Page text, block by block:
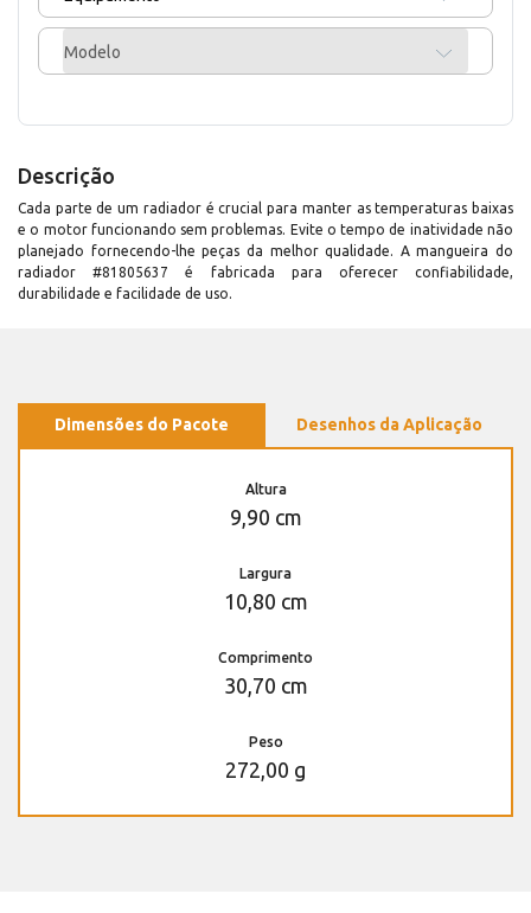
Modelo
Descrição
Cada parte de um radiador é crucial para manter as temperaturas baixas
e o motor funcionando sem problemas. Evite o tempo de inatividade não
planejado fornecendo-lhe peças da melhor qualidade. A mangueira do
radiador #81805637 é fabricada para oferecer confiabilidade,
durabilidade e facilidade de uso.
Dimensões do Pacote Desenhos da Aplicação
Altura
9,90 cm
Largura
10,80 cm
Comprimento
30,70 cm
Peso
272,00 g